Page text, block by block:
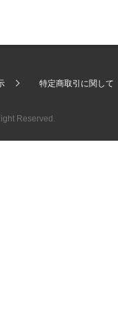
特定商取引に関して
Reserved.